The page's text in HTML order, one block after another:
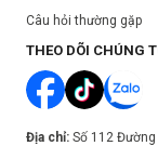
Câu hỏi thường gặp
THEO DÕI CHÚNG
Địa chỉ: Số 112 Đường